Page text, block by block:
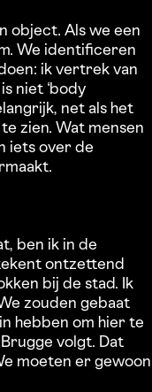
object. Als we een
We identificeren
ik vertrek van
niet ‘body
net als het
zien. Wat mensen
iets over de
ben ik in de
ontzettend
bij de stad. Ik
zouden gebaat
hebben om hier te
volgt. Dat
moeten er gewoon